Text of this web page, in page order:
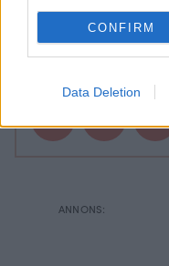
CONFIRM
Data Deletion